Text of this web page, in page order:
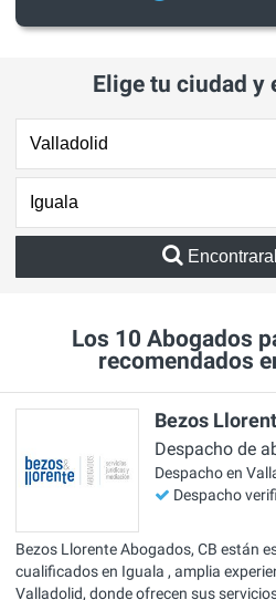
Elige tu ciudad y
Los 10 Abogados
recomendados
Bezos
Despacho de
Despacho en
Despacho
Bezos Llorente Abogados, CB están
cualificados en Iguala , amplia
Valladolid, donde ofrecen sus